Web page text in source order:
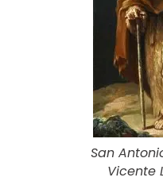
San
Vicente